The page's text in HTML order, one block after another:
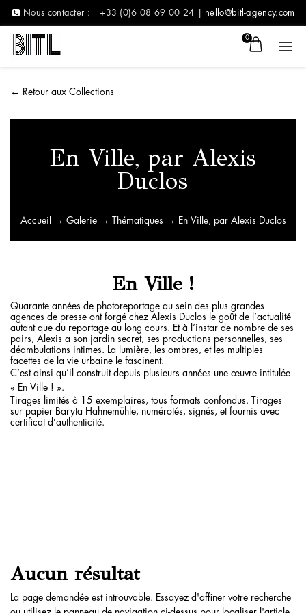
Nous contacter : +33 (0)6 08 69 00 24 | hello@bitl-agency.com
0
← Retour aux Collections
En Ville, par Alexis
Duclos
Accueil → Galerie→ Thématiques → En Ville, par Alexis Duclos
En Ville !
Quarante années de photoreportage au sein des plus grandes
agences de presse ont forgé chez Alexis Duclos le goût de l’actualité
autant que du reportage au long cours. Et à l’instar de nombre de ses
pairs, Alexis a son jardin secret, ses productions personnelles, ses
déambulations intimes. La lumière, les ombres, et les multiples
facettes de la vie urbaine le fascinent.
C’est ainsi qu’il construit depuis plusieurs années une œuvre intitulée
« En Ville ! ».
Tirages limités à 15 exemplaires, tous formats confondus. Tirages
sur papier Baryta Hahnemühle, numérotés, signés, et fournis avec
certificat d’authenticité.
Aucun résultat
La page demandée est introuvable. Essayez d'affiner votre recherche